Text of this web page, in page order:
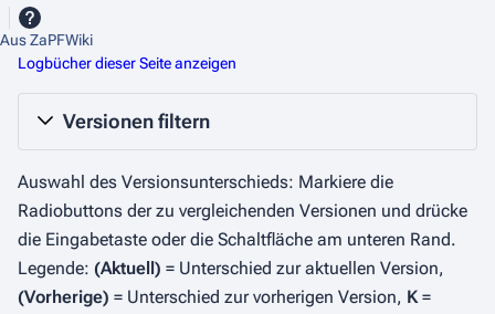
Aus ZaPFWiki
Logbücher dieser Seite anzeigen
Versionen filtern
Auswahl des Versionsunterschieds: Markiere die
Radiobuttons der zu vergleichenden Versionen und drücke
die Eingabetaste oder die Schaltfläche am unteren Rand.
Legende: (Aktuell) = Unterschied zur aktuellen Version,
(Vorherige) = Unterschied zur vorherigen Version, K=